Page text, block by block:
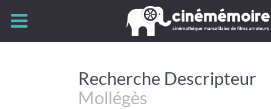
Recherche Descripteur
Mollégès